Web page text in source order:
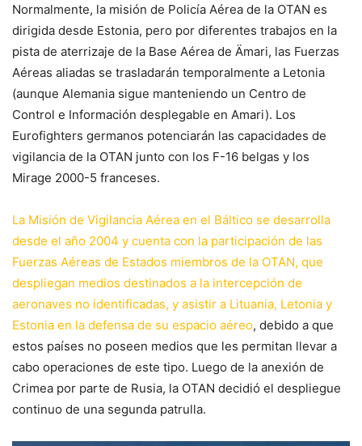
Normalmente, la misión de Policía Aérea de la OTAN es
dirigida desde Estonia, pero por diferentes trabajos en la
pista de aterrizaje de la Base Aérea de Ämari, las Fuerzas
Aéreas aliadas se trasladarán temporalmente a Letonia
(aunque Alemania sigue manteniendo un Centro de
Control e Información desplegable en Amari). Los
Eurofighters germanos potenciarán las capacidades de
vigilancia de la OTAN junto con los F-16 belgas y los
Mirage 2000-5 franceses.
La Misión de Vigilancia Aérea en el Báltico se desarrolla
desde el año 2004 y cuenta con la participación de las
Fuerzas Aéreas de Estados miembros de la OTAN, que
despliegan medios destinados a la intercepción de
aeronaves no identificadas, y asistir a Lituania, Letonia y
Estonia en la defensa de su espacio aéreo, debido a que
estos países no poseen medios que les permitan llevar a
cabo operaciones de este tipo. Luego de la anexión de
Crimea por parte de Rusia, la OTAN decidió el despliegue
continuo de una segunda patrulla.